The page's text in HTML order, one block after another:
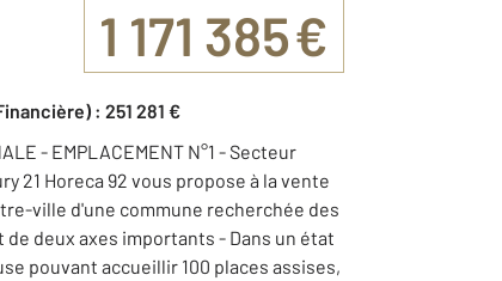
1 171 385 €
: 251 281 €
- EMPLACEMENT N°1 - Secteur
21 Horeca 92 vous propose à la vente
ville d'une commune recherchée des
deux axes importants - Dans un état
pouvant accueillir 100 places assises,